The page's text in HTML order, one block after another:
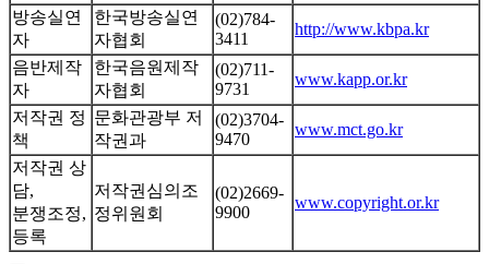
방송실연
자
한국방송실연
자협회
(02)784-
3411
http://www.kbpa.kr
음반제작
자
한국음원제작
자협회
(02)711-
9731
www.kapp.or.kr
저작권 정
책
문화관광부 저
작권과
(02)3704-
9470
www.mct.go.kr
저작권 상
담,
분쟁조정,
등록
저작권심의조
정위원회
(02)2669-
9900
www.copyright.or.kr